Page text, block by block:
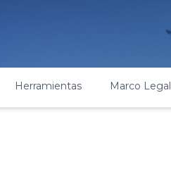
Herramientas Marco Legal